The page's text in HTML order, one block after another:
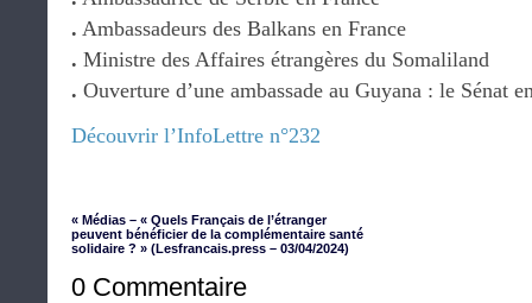
. Ambassadeurs des Balkans en France
. Ministre des Affaires étrangères du Somaliland
. Ouverture d’une ambassade au Guyana : le Sénat
Découvrir l’InfoLettre n°232
« Médias – « Quels Français de l’étranger
peuvent bénéficier de la complémentaire santé
solidaire ? » (Lesfrancais.press – 03/04/2024)
0 Commentaire